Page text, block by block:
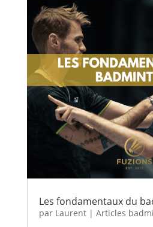
Les fondamentaux du
par Laurent| Articles